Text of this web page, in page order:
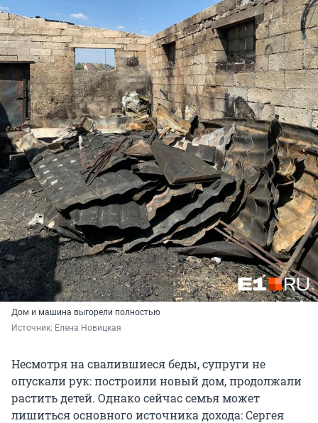
Дом и машина выгорели полностью
Источник: Елена Новицкая
Несмотря на свалившиеся беды, супруги не
опускали рук: построили новый дом, продолжали
растить детей. Однако сейчас семья может
лишиться основного источника дохода: Сергея